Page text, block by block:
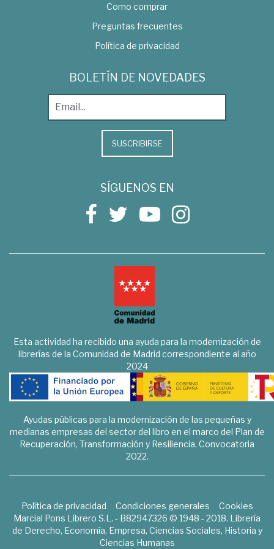
Como comprar
Preguntas frecuentes
Política de privacidad
BOLETÍN DE NOVEDADES
SUSCRIBIRSE
SÍGUENOS EN
Esta actividad ha recibido una ayuda para la modernización de
librerías de la Comunidad de Madrid correspondiente al año
2024
Ayudas públicas para la modernización de las pequeñas y
medianas empresas del sector del libro en el marco del Plan de
Recuperación, Transformación y Resiliencia. Convocatoria
2022.
Política de privacidad Condiciones generales
Cookies
Marcial Pons Librero S.L. - B82947326 © 1948 - 2018. Librería
de Derecho, Economía, Empresa, Ciencias Sociales, Historia y
Ciencias Humanas